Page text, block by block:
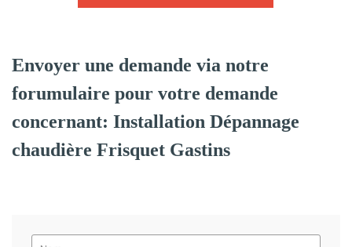
Envoyer une demande via notre
forumulaire pour votre demande
concernant: Installation Dépannage
chaudière Frisquet Gastins